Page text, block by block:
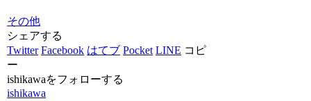
その他
シェアする
Twitter Facebook はてブ Pocket LINE コピ
ー
ishikawaをフォローする
ishikawa